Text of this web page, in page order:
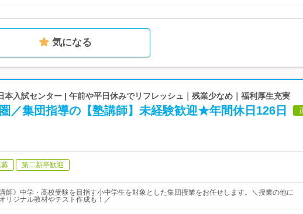
気になる
本入試センター | 午前や平日休みでリフレッシュ｜残業少なめ｜福利厚生充実
／集団指導の【塾講師】未経験歓迎★年間休日126日
第二新卒歓迎
講師》中学・高校受験を目指す小中学生を対象とした集団授業をお任せします。＼授業の他に
リジナル教材やテスト作成も！／